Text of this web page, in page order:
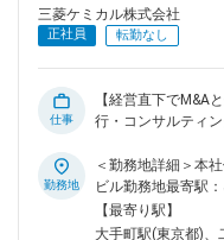
点での事業立ち上げまで
・テレワーク可能
す。少数精鋭で、
ます。つなぐ推進
力ポイント： ・全
事業テーマを自ら
ら"0→1"を経験でき
の把握からテーマ
三菱ケミカル株式会社
正社員 転勤なし
仕事
【経営直下でM&A
行・コンサルティ
ルグループ株式会
メーション案件の
アジェンダに直結
し、経営の中枢に
勤務地
＜勤務地詳細＞本
ビル勤務地最寄駅
煙【最寄り駅】
大手町駅(東京都)、